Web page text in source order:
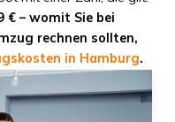
€ – womit Sie bei
rechnen sollten,
in Hamburg.